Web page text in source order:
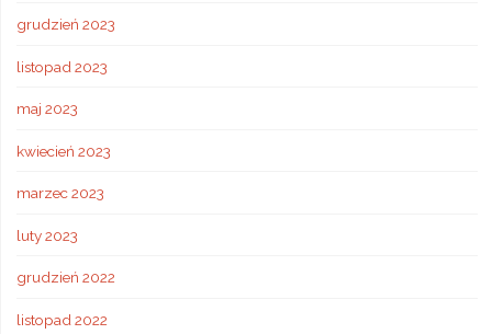
grudzień 2023
listopad 2023
maj 2023
kwiecień 2023
marzec 2023
luty 2023
grudzień 2022
listopad 2022